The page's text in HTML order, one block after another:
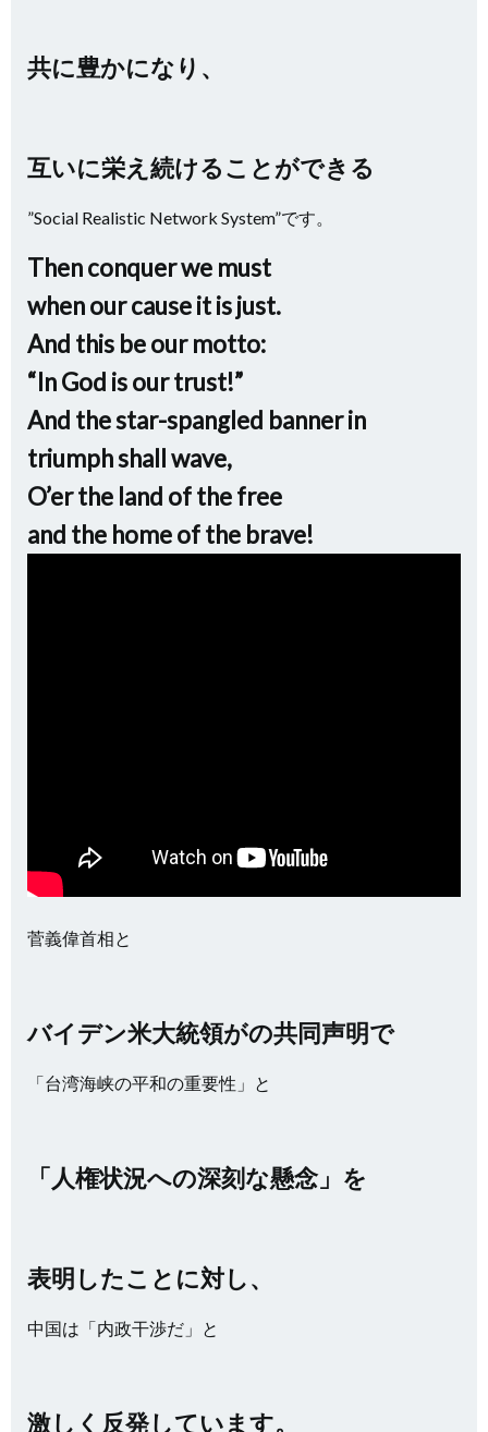
共に豊かになり、
互いに栄え続けることができる
”Social Realistic Network System”です。
Then conquer we must
when our cause it is just.
And this be our motto:
“In God is our trust!”
And the star-spangled banner in
triumph shall wave,
O’er the land of the free
and the home of the brave!
菅義偉首相と
バイデン米大統領がの共同声明で
「台湾海峡の平和の重要性」と
「人権状況への深刻な懸念」を
表明したことに対し、
中国は「内政干渉だ」と
激しく反発しています。